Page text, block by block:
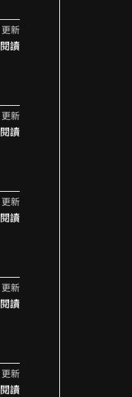
新
讀
新
讀
新
讀
新
讀
新
讀